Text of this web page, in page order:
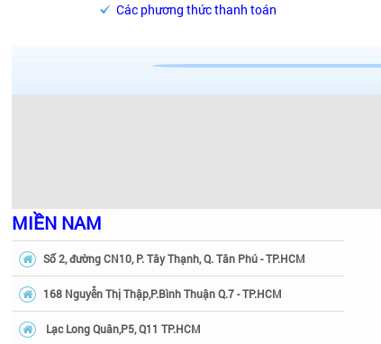
Các phương thức thanh toán
MIỀN NAM
Số 2, đường CN10, P. Tây Thạnh, Q. Tân Phú - TP.HCM
168 Nguyễn Thị Thập,P.Bình Thuận Q.7 - TP.HCM
Lạc Long Quân,P5, Q11 TP.HCM